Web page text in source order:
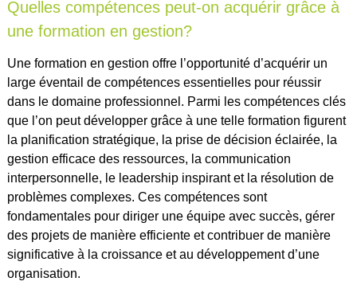
Quelles compétences peut-on acquérir grâce à
une formation en gestion?
Une formation en gestion offre l’opportunité d’acquérir un
large éventail de compétences essentielles pour réussir
dans le domaine professionnel. Parmi les compétences clés
que l’on peut développer grâce à une telle formation figurent
la planification stratégique, la prise de décision éclairée, la
gestion efficace des ressources, la communication
interpersonnelle, le leadership inspirant et la résolution de
problèmes complexes. Ces compétences sont
fondamentales pour diriger une équipe avec succès, gérer
des projets de manière efficiente et contribuer de manière
significative à la croissance et au développement d’une
organisation.